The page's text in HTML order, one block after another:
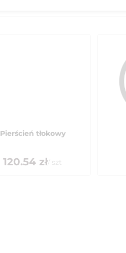
Pierścień tłokowy
120.54 zł/ szt